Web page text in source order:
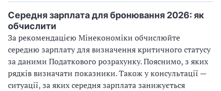
Середня зарплата для бронювання 2026: як
обчислити
За рекомендацією Мінекономіки обчислюйте
середню зарплату для визначення критичного статусу
за даними Податкового розрахунку. Пояснимо, з яких
рядків визначати показники. Також у консультації —
ситуації, за яких середня зарплата занижується